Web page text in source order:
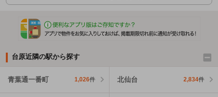
台原近隣の駅から探す
青葉通一番町 1,026件 北仙台 2,834件